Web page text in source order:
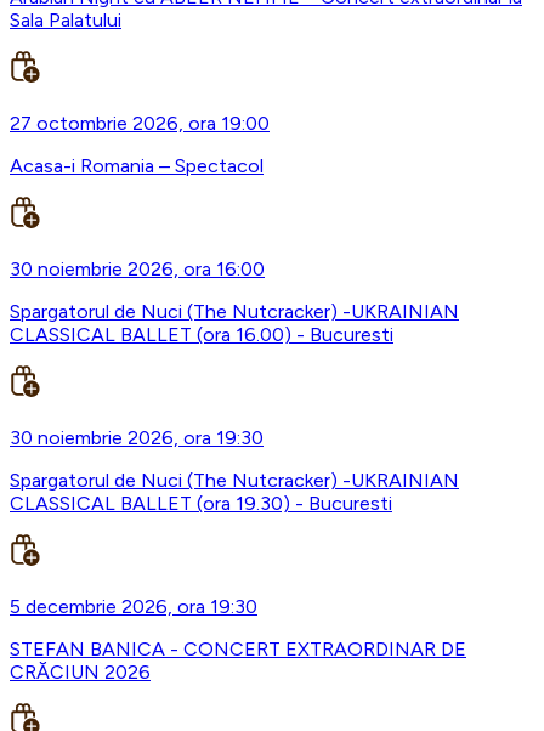
Sala Palatului
27 octombrie 2026, ora 19:00
Acasa-i Romania – Spectacol
30 noiembrie 2026, ora 16:00
Spargatorul de Nuci (The Nutcracker) -UKRAINIAN
CLASSICAL BALLET (ora 16.00) - Bucuresti
30 noiembrie 2026, ora 19:30
Spargatorul de Nuci (The Nutcracker) -UKRAINIAN
CLASSICAL BALLET (ora 19.30) - Bucuresti
5 decembrie 2026, ora 19:30
STEFAN BANICA - CONCERT EXTRAORDINAR DE
CRĂCIUN 2026